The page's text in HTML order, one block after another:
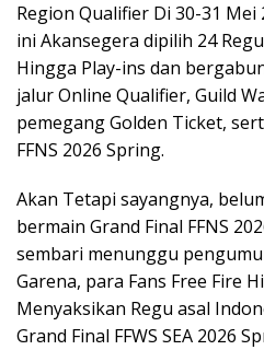
Region Qualifier Di 30-31 Mei
ini Akansegera dipilih 24
Hingga Play-ins dan
jalur Online Qualifier, Guild
pemegang Golden Ticket,
FFNS 2026 Spring.
Akan Tetapi sayangnya,
bermain Grand Final FFNS
sembari menunggu
Garena, para Fans Free Fire
Menyaksikan Regu asal
Grand Final FFWS SEA 2026